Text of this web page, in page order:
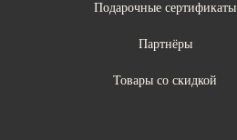
Подарочные сертификаты
Партнёры
Товары со скидкой